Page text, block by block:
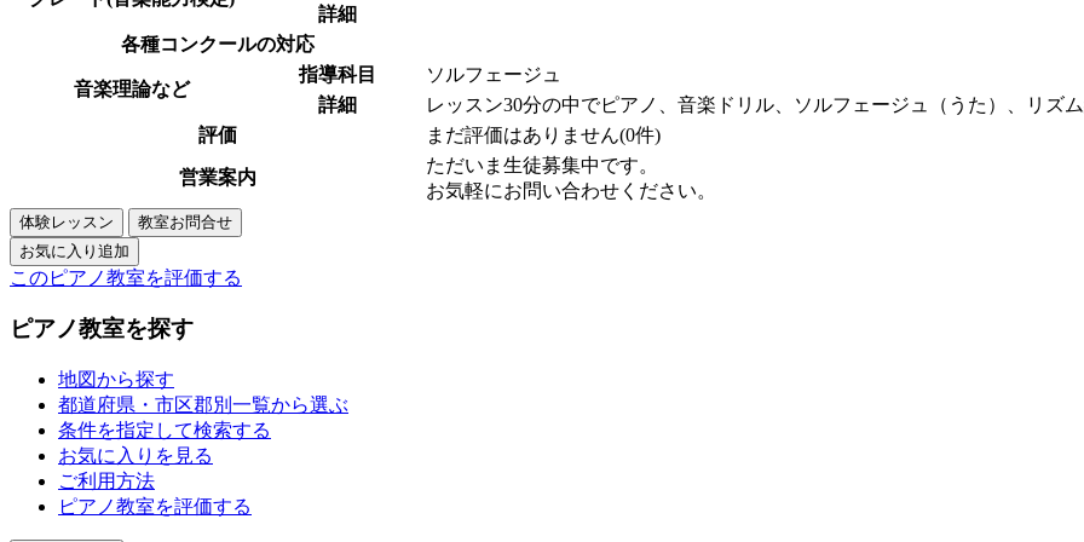
詳細
各種コンクールの対応
音楽理論など
指導科目
ソルフェージュ
詳細
レッスン30分の中でピアノ、音楽ドリル、ソルフェージュ（うた）、リズ
評価
まだ評価はありません(0件)
営業案内
ただいま生徒募集中です。
お気軽にお問い合わせください。
このピアノ教室を評価する
ピアノ教室を探す
地図から探す
都道府県・市区郡別一覧から選ぶ
条件を指定して検索する
お気に入りを見る
ご利用方法
ピアノ教室を評価する